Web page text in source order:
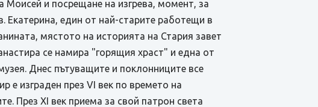
Моисей и посрещане на изгрева, момент, за
Екатерина, един от най-старите работещи в
мястото на историята на Стария завет
се намира "горящия храст" и една от
Днес пътуващите и поклонниците все
изграден през VІ век по времето на
През ХІ век приема за свой патрон света